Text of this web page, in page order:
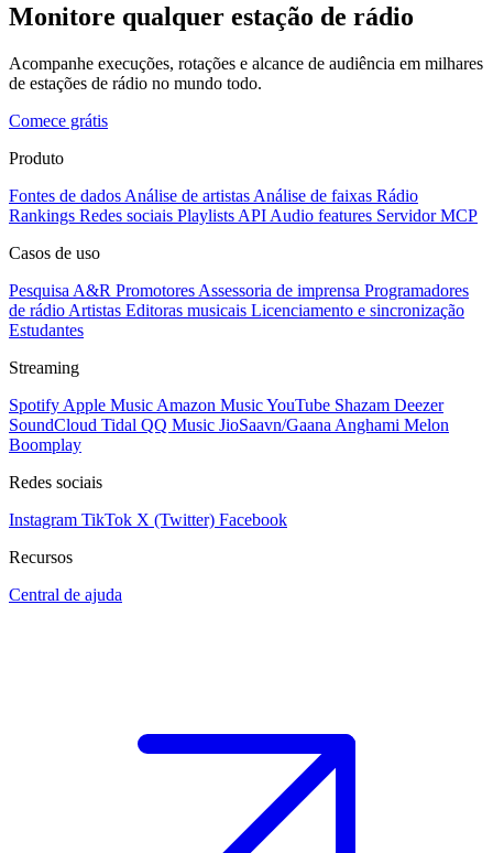
Monitore qualquer estação de rádio
Acompanhe execuções, rotações e alcance de audiência em milhares
de estações de rádio no mundo todo.
Comece grátis
Produto
Fontes de dados Análise de artistas Análise de faixas Rádio
Rankings Redes sociais Playlists API Audio features Servidor MCP
Casos de uso
Pesquisa A&R Promotores Assessoria de imprensa Programadores
de rádio Artistas Editoras musicais Licenciamento e sincronização
Estudantes
Streaming
Spotify Apple Music Amazon MusicYouTube Shazam Deezer
SoundCloud Tidal QQ Music JioSaavn/Gaana Anghami Melon
Boomplay
Redes sociais
Instagram TikTok X (Twitter) Facebook
Recursos
Central de ajuda